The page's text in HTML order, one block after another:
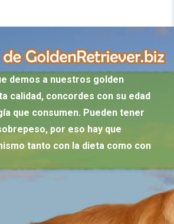
demos a nuestros golden
calidad, concordes con su edad
que consumen. Pueden tener
por eso hay que
tanto con la dieta como con